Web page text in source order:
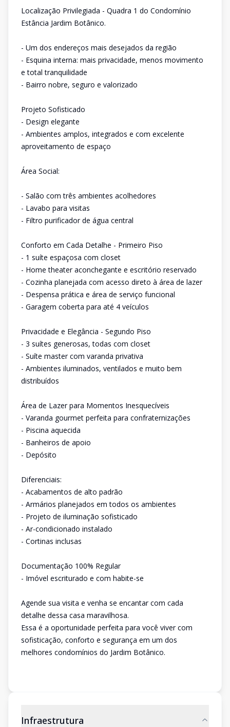
Localização Privilegiada - Quadra 1 do Condomínio
Estância Jardim Botânico.
- Um dos endereços mais desejados da região
- Esquina interna: mais privacidade, menos movimento
e total tranquilidade
- Bairro nobre, seguro e valorizado
Projeto Sofisticado
- Design elegante
- Ambientes amplos, integrados e com excelente
aproveitamento de espaço
Área Social:
- Salão com três ambientes acolhedores
- Lavabo para visitas
- Filtro purificador de água central
Conforto em Cada Detalhe - Primeiro Piso
- 1 suíte espaçosa com closet
- Home theater aconchegante e escritório reservado
- Cozinha planejada com acesso direto à área de lazer
- Despensa prática e área de serviço funcional
- Garagem coberta para até 4 veículos
Privacidade e Elegância - Segundo Piso
- 3 suítes generosas, todas com closet
- Suíte master com varanda privativa
- Ambientes iluminados, ventilados e muito bem
distribuídos
Área de Lazer para Momentos Inesquecíveis
- Varanda gourmet perfeita para confraternizações
- Piscina aquecida
- Banheiros de apoio
- Depósito
Diferenciais:
- Acabamentos de alto padrão
- Armários planejados em todos os ambientes
- Projeto de iluminação sofisticado
- Ar-condicionado instalado
- Cortinas inclusas
Documentação 100% Regular
- Imóvel escriturado e com habite-se
Agende sua visita e venha se encantar com cada
detalhe dessa casa maravilhosa.
Essa é a oportunidade perfeita para você viver com
sofisticação, conforto e segurança em um dos
melhores condomínios do Jardim Botânico.
Infraestrutura